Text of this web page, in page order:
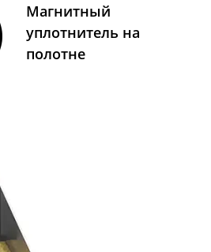
Магнитный
уплотнитель на
полотне